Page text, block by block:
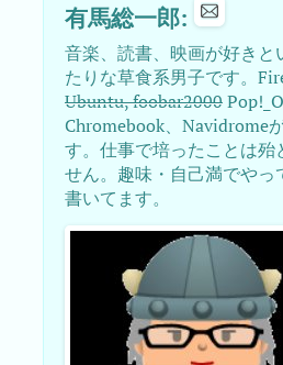
有馬総一郎:
音楽、読書、映画が好きと
たりな草食系男子です。
Ubuntu, foobar2000
Chromebook、Navidrome
す。仕事で培ったことは殆
せん。趣味・自己満でやっ
書いてます。